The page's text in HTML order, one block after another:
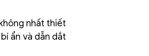
nhất thiết
ẩn và dẫn dắt